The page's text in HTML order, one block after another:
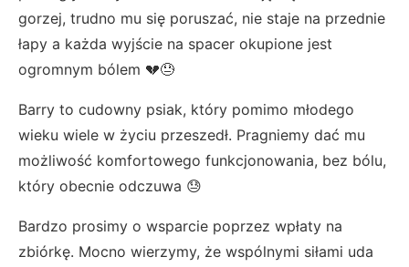
gorzej, trudno mu się poruszać, nie staje na przednie
łapy a każda wyjście na spacer okupione jest
ogromnym bólem 💔😓
Barry to cudowny psiak, który pomimo młodego
wieku wiele w życiu przeszedł. Pragniemy dać mu
możliwość komfortowego funkcjonowania, bez bólu,
który obecnie odczuwa 😓
Bardzo prosimy o wsparcie poprzez wpłaty na
zbiórkę. Mocno wierzymy, że wspólnymi siłami uda